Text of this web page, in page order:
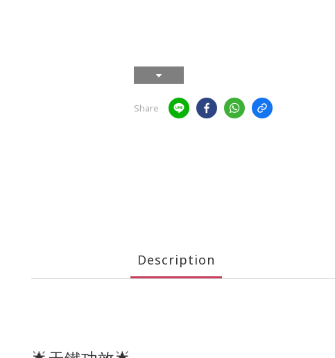
Share
Description